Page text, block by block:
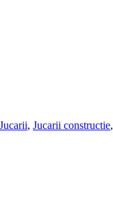
, Jucarii constructie,